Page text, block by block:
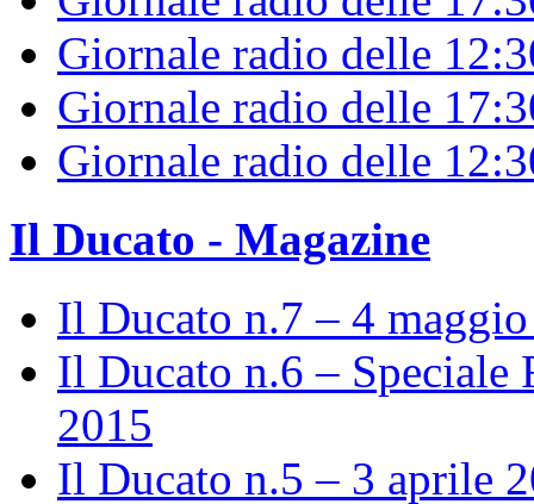
Giornale radio delle
Giornale radio delle
Giornale radio delle
Il Ducato - Magazine
Il Ducato n.7 – 4
Il Ducato n.6 – Speciale
2015
Il Ducato n.5 – 3 aprile